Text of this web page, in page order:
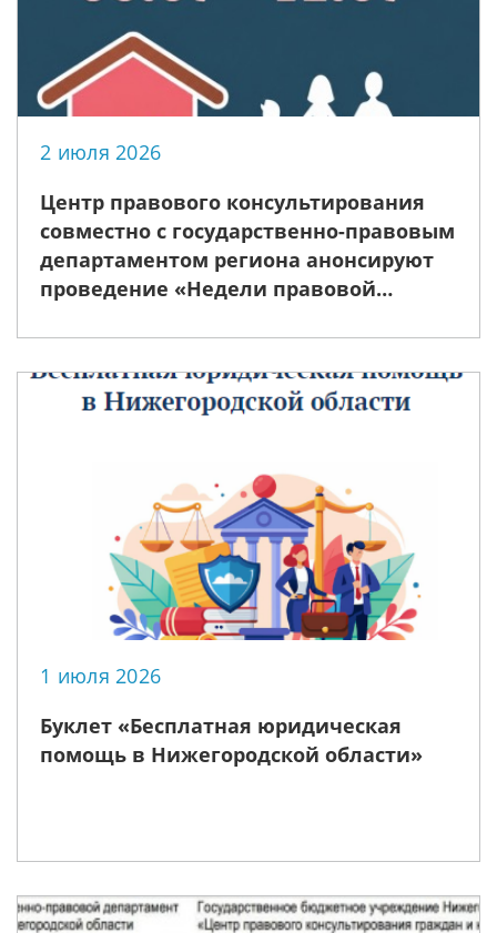
2 июля 2026
Центр правового консультирования
совместно с государственно-правовым
департаментом региона анонсируют
проведение «Недели правовой
семьи, любви и верности
1 июля 2026
Буклет «Бесплатная юридическая
помощь в Нижегородской области»